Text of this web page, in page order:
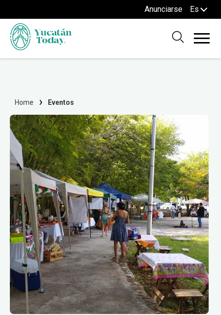
Anunciarse Es
Home Eventos